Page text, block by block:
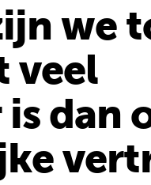
we
veel
dan